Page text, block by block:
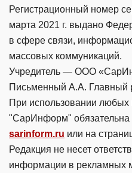
Регистрационный номер
марта 2021 г. выдано
в сфере связи,
массовых коммуникаций.
Учредитель — ООО
Письменный А.А.
При использовании любых
"СарИнформ" обязательна
sarinform.ru или на
Редакция не несет
информации в рекламных